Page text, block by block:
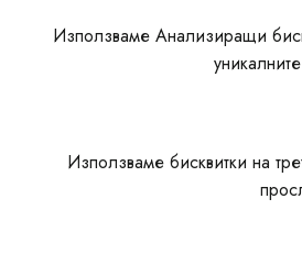
Използваме Анализиращи
Използваме бисквитки на